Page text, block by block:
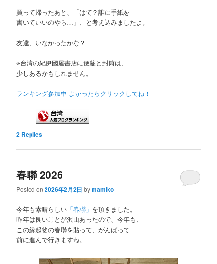
買って帰ったあと、「はて？誰に手紙を
書いていいのやら…」、と考え込みましたよ。
友達、いなかったかな？
※台湾の紀伊國屋書店に便箋と封筒は、
少しあるかもしれません。
ランキング参加中 よかったらクリックしてね！
2 Replies
春聯 2026
Posted on2026年2月2日 bymamiko
今年も素晴らしい 「春聯」 を頂きました。
昨年は良いことが沢山あったので、今年も、
この縁起物の春聯を貼って、がんばって
前に進んで行きますね。